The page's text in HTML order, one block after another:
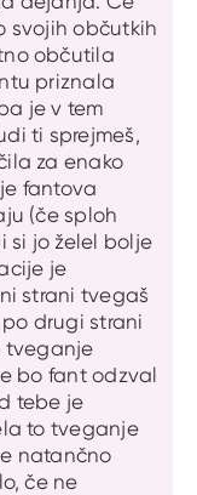
svojih občutkih
občutila
priznala
je v tem
ti sprejmeš,
za enako
fantova
(če sploh
si jo želel bolje
je
strani tvegaš
drugi strani
tveganje
bo fant odzval
tebe je
to tveganje
natančno
če ne